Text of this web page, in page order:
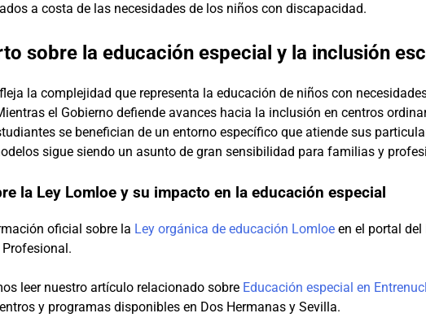
a costa de las necesidades de los niños con discapacidad.
sobre la educación especial y la inclusión
la complejidad que representa la educación de niños con
el Gobierno defiende avances hacia la inclusión en centros
se benefician de un entorno específico que atiende sus
sigue siendo un asunto de gran sensibilidad para familias y
la Ley Lomloe y su impacto en la educación especial
oficial sobre la Ley orgánica de educación Lomloe en el portal
leer nuestro artículo relacionado sobre Educación especial en
y programas disponibles en Dos Hermanas y Sevilla.